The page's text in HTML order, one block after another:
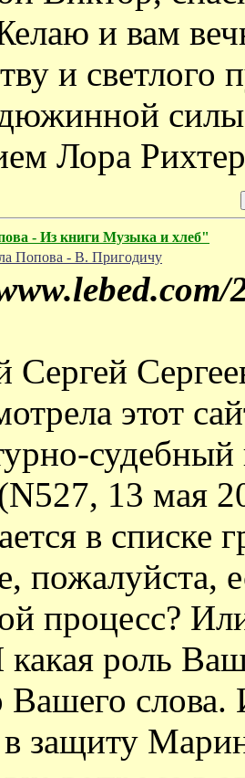
и вам
и
Лора
- Из книги Музыка и хлеб"
Попова - В. Пригодичу
Сергей
этот
13 мая
в списке
пожалуйста,
процесс?
роль
Вашего
в защиту